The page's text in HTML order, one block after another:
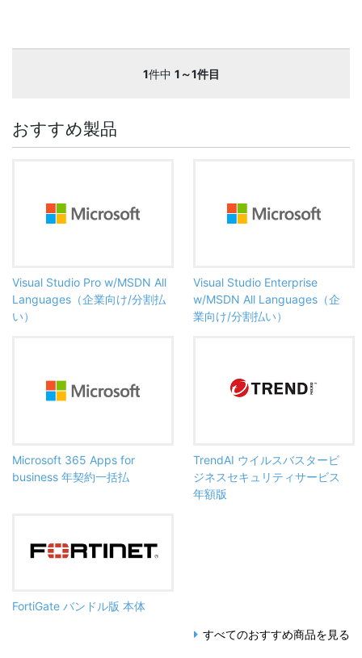
1件中 1～1件目
おすすめ製品
Visual Studio Pro w/MSDN All
Languages（企業向け/分割払
い）
Visual Studio Enterprise
w/MSDN All Languages（企
業向け/分割払い）
Microsoft 365 Apps for
business 年契約一括払
TrendAI ウイルスバスタービ
ジネスセキュリティサービス
年額版
FortiGate バンドル版 本体
すべてのおすすめ商品を見る